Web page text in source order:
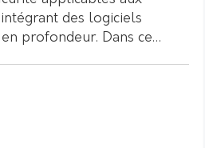
des logiciels
profondeur. Dans ce…